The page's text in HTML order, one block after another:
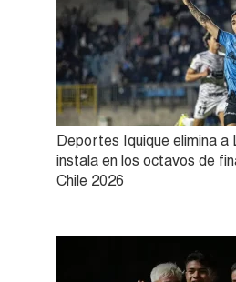
Deportes Iquique elimina a
instala en los octavos de
Chile 2026